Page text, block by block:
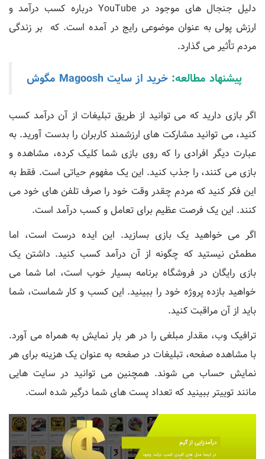
دلیل جنجال های موجود در YouTube درباره کسب درآمد و
ارزش پولی به عنوان موضوعی رایج در آمده است. که بر زندگی
مردم تأثیر می گذارد.
پیشنهاد مطالعه: خرید از سایت Magoosh مگوش
اگر بازی دارید که می توانید از طریق تبلیغات از آن درآمد کسب
کنید، می توانید مشارکت های ارزشمند کاربران را بدست آورید. به
عبارت دیگر افرادی را که روی بازی شما کلیک کرده، مشاهده و
بازی می کنند، را جذب کنید. این یک مفهوم حیاتی است. فقط به
این فکر کنید که مردم چقدر وقت خود را صرف تلفن های خود می
کنند. این یک فرصت عظیم برای تعامل و کسب درآمد است.
اگر می خواهید یک بازی بسازید. این ایده درست است، اما
مطمئن نیستید که چگونه از آن درآمد کسب کنید. داشتن یک
بازی رایگان در فروشگاه برنامه بسیار خوب است، اما شما می
خواهید بازده پروژه خود را ببینید. این کسب و کار شماست، شما
باید از آن مراقبت کنید.
ترافیک وب، مقدار مبلغی را در هر بار نمایش به همراه می آورد.
با مشاهده صفحه، تبلیغات در صفحه به عنوان یک هزینه برای هر
نمایش حساب می شوند. همچنین می توانید در سایت هایی
مانند توییتر ببینید که تعداد پست های شما درگیر شده است.